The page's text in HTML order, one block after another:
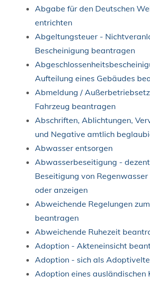
Abgabe für den Deutschen
entrichten
Abgeltungsteuer -
Bescheinigung beantragen
Aufteilung eines Gebäudes
Abmeldung /
Fahrzeug beantragen
Abschriften, Ablichtungen,
und Negative amtlich
Abwasser entsorgen
Abwasserbeseitigung -
Beseitigung von
oder anzeigen
Abweichende Regelungen
beantragen
Abweichende Ruhezeit
Adoption - Akteneinsicht
Adoption - sich als
Adoption eines ausländischen